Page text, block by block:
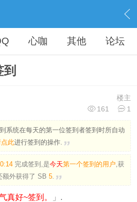
到 › 内容
心咖 其他 论坛
楼主
161
1
系统在每天的第一位签到者签到时所自动
此进行签到的操作.
完成签到,是今天第一个签到的用户,获
额外获得了 SB 5.
真好~签到。 」.